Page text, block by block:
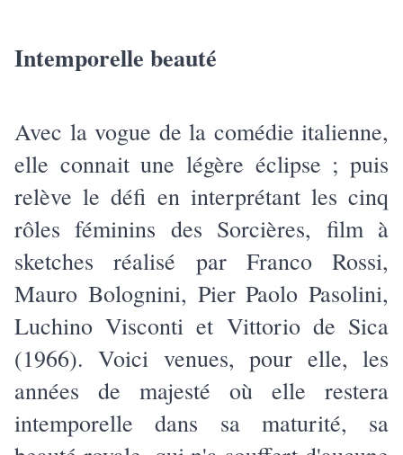
Intemporelle beauté
Avec la vogue de la comédie italienne,
elle connait une légère éclipse ; puis
relève le défi en interprétant les cinq
rôles féminins des Sorcières, film à
sketches réalisé par Franco Rossi,
Mauro Bolognini, Pier Paolo Pasolini,
Luchino Visconti et Vittorio de Sica
(1966). Voici venues, pour elle, les
années de majesté où elle restera
intemporelle dans sa maturité, sa